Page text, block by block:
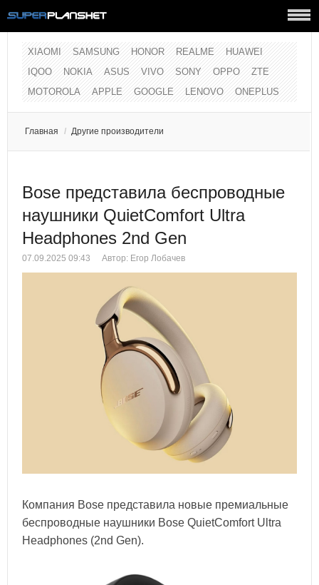
XIAOMI SAMSUNG HONOR REALME
HUAWEI
IQOO
NOKIA ASUS VIVO SONY OPPO
ZTE
MOTOROLA
APPLE GOOGLE LENOVO ONEPLUS
Главная / Другие производители
Bose представила беспроводные
наушники QuietComfort Ultra
Headphones 2nd Gen
07.09.2025 09:43 Автор: Егор Лобачев
Компания Bose представила новые премиальные
беспроводные наушники Bose QuietComfort Ultra
Headphones (2nd Gen).